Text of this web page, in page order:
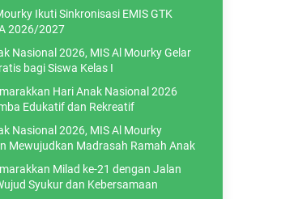
Ikuti Sinkronisasi EMIS GTK
2026/2027
Nasional 2026, MIS Al Mourky Gelar
bagi Siswa Kelas I
Hari Anak Nasional 2026
Edukatif dan Rekreatif
Nasional 2026, MIS Al Mourky
Mewujudkan Madrasah Ramah Anak
Milad ke-21 dengan Jalan
Syukur dan Kebersamaan